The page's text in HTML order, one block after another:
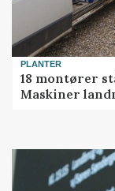
PLANTER
18 montører
Maskiner